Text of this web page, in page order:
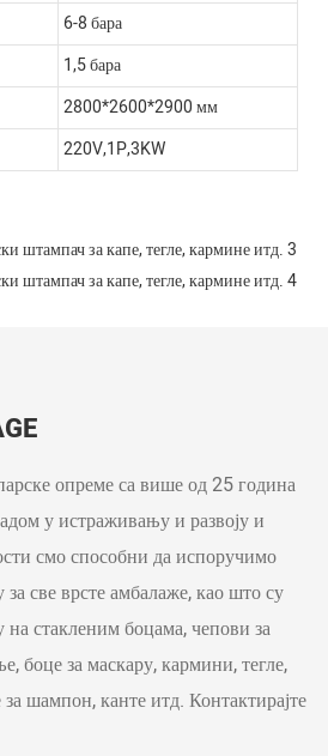
6-8 бара
1,5 бара
2800*2600*2900 мм
220V,1P,3KW
опреме са више од 25 година
у истраживању и развоју и
смо способни да испоручимо
све врсте амбалаже, као што су
стакленим боцама, чепови за
боце за маскару, кармини, тегле,
за шампон, канте итд. Контактирајте